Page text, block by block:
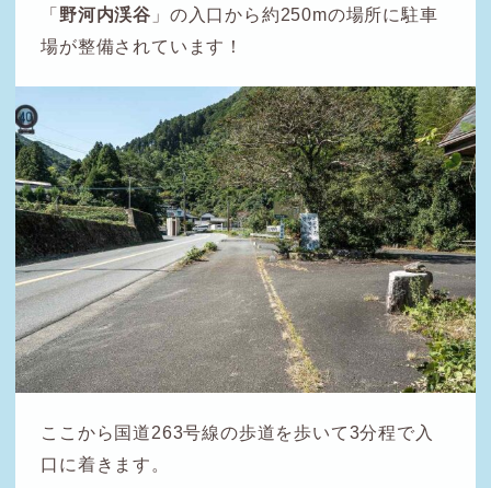
「 野河内渓谷 」の入口から約250mの場所に駐車
場が整備されています！
ここから国道263号線の歩道を歩いて3分程で入
口に着きます。